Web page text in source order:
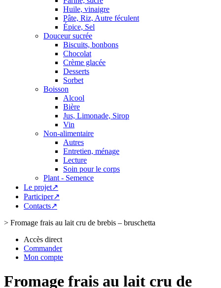
Huile, vinaigre
Pâte, Riz, Autre féculent
Épice, Sel
Douceur sucrée
Biscuits, bonbons
Chocolat
Crème glacée
Desserts
Sorbet
Boisson
Alcool
Bière
Jus, Limonade, Sirop
Vin
Non-alimentaire
Autres
Entretien, ménage
Lecture
Soin pour le corps
Plant - Semence
Le projet↗
Participer↗
Contacts↗
> Fromage frais au lait cru de brebis – bruschetta
Accès direct
Commander
Mon compte
Fromage frais au lait cru de